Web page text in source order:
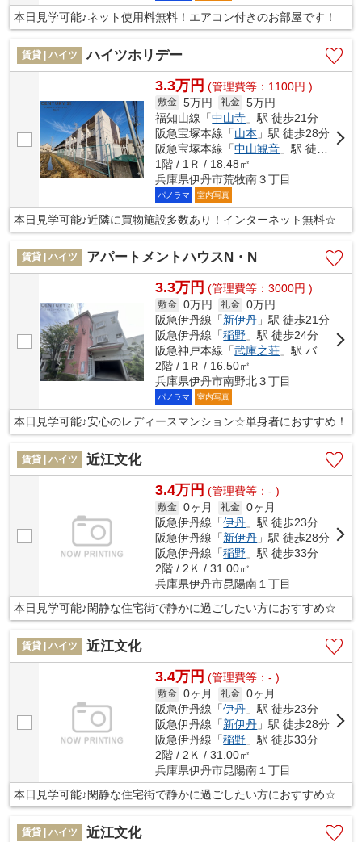
本日見学可能♪ネット使用料無料！エアコン付きのお部屋です！
賃貸 | ハイツ ハイツホリデー
3.3万円 (管理費等：1100円 )
敷金 5万円 礼金 5万円
福知山線「中山寺 」駅 徒歩21分
阪急宝塚本線「山本 」駅 徒歩28分
阪急宝塚本線「中山観音 」駅 徒歩29分
1階 / 1Ｒ / 18.48㎡
兵庫県伊丹市荒牧南３丁目
パノラマ 室内写真
本日見学可能♪近隣に買物施設多数あり！インターネット無料☆
賃貸 | ハイツ アパートメントハウスN・N
3.3万円 (管理費等：3000円 )
敷金 0万円 礼金 0万円
阪急伊丹線「新伊丹 」駅 徒歩21分
阪急伊丹線「稲野 」駅 徒歩24分
阪急神戸本線「武庫之荘 」駅 バス9分 「野間西」 停歩14分車10分 2.0km
2階 / 1Ｒ / 16.50㎡
兵庫県伊丹市南野北３丁目
パノラマ 室内写真
本日見学可能♪安心のレディースマンション☆単身者におすすめ！
賃貸 | ハイツ 近江文化
3.4万円 (管理費等：- )
敷金 0ヶ月 礼金 0ヶ月
阪急伊丹線「伊丹 」駅 徒歩23分
阪急伊丹線「新伊丹 」駅 徒歩28分
阪急伊丹線「稲野 」駅 徒歩33分
2階 / 2Ｋ / 31.00㎡
兵庫県伊丹市昆陽南１丁目
本日見学可能♪閑静な住宅街で静かに過ごしたい方におすすめ☆
賃貸 | ハイツ 近江文化
3.4万円 (管理費等：- )
敷金 0ヶ月 礼金 0ヶ月
阪急伊丹線「伊丹 」駅 徒歩23分
阪急伊丹線「新伊丹 」駅 徒歩28分
阪急伊丹線「稲野 」駅 徒歩33分
2階 / 2Ｋ / 31.00㎡
兵庫県伊丹市昆陽南１丁目
本日見学可能♪閑静な住宅街で静かに過ごしたい方におすすめ☆
賃貸 | ハイツ 近江文化